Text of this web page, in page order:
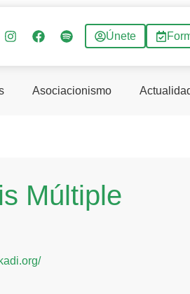
Únete
Asociacionismo
Múltiple